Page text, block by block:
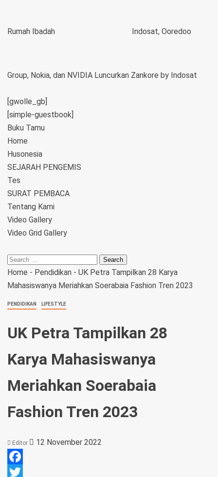
Rumah Ibadah Indosat, Ooredoo
Group, Nokia, dan NVIDIA Luncurkan Zankore by Indosat
[gwolle_gb]
[simple-guestbook]
Buku Tamu
Home
Husonesia
SEJARAH PENGEMIS
Tes
SURAT PEMBACA
Tentang Kami
Video Gallery
Video Grid Gallery
Home - Pendidikan - UK Petra Tampilkan 28 Karya
Mahasiswanya Meriahkan Soerabaia Fashion Tren 2023
PENDIDIKAN LIFESTYLE
UK Petra Tampilkan 28
Karya Mahasiswanya
Meriahkan Soerabaia
Fashion Tren 2023
Editor 12 November 2022
Facebook